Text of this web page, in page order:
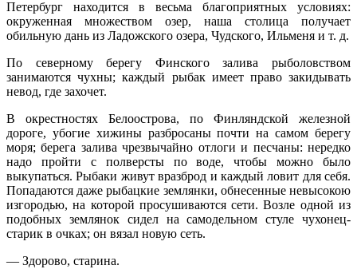
Петербург находится в весьма благоприятных условиях:
окруженная множеством озер, наша столица получает
обильную дань из Ладожского озера, Чудского, Ильменя и т. д.
По северному берегу Финского залива рыболовством
занимаются чухны; каждый рыбак имеет право закидывать
невод, где захочет.
В окрестностях Белоострова, по Финляндской железной
дороге, убогие хижины разбросаны почти на самом берегу
моря; берега залива чрезвычайно отлоги и песчаны: нередко
надо пройти с полверсты по воде, чтобы можно было
выкупаться. Рыбаки живут вразброд и каждый ловит для себя.
Попадаются даже рыбацкие землянки, обнесенные невысокою
изгородью, на которой просушиваются сети. Возле одной из
подобных землянок сидел на самодельном стуле чухонец-
старик в очках; он вязал новую сеть.
— Здорово, старина.